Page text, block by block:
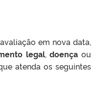
em nova data,
legal,doençaou
atenda os seguintes